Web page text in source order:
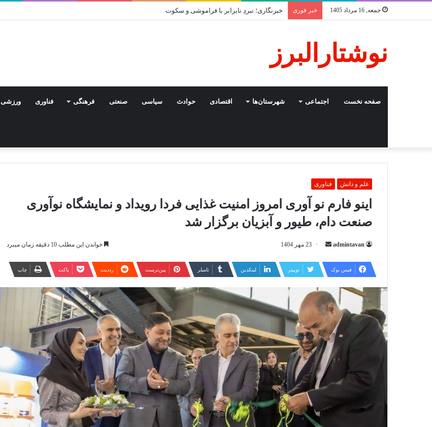
جمعه, 16 مرداد 1405 خبر فوری خبرنگاری؛ نبردِ نابرابر با فراموشی و سکوت
نوشتارالبرز
صفحه نخست اجتماعی شهرستان‌ها اقتصادی حوادث سیاسی صنعتی فرهنگی فناوری ورزشی
علم و دانش فناوری
اینو فارم نو آوری امروز امنیت غذایی فردا رویداد و نمایشگاه نوآوری
صنعت دام، طیور و آبزیان برگزار شد
admintavan
ارسال23 مهر 1404 خواندن این مطلب 10 دقیقه زمان میبرد
فیس بوک توییتر لینکدین ‫تامبلر ‫پین‌ترست ‫رددیت پاکت چاپ